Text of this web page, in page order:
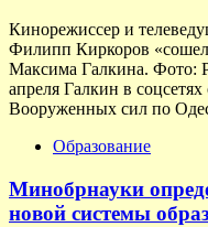
Кинорежиссер и
Филипп Киркоров «сошел
Максима Галкина.
апреля Галкин в
Вооруженных сил по
Образование
Минобрнауки
новой системы